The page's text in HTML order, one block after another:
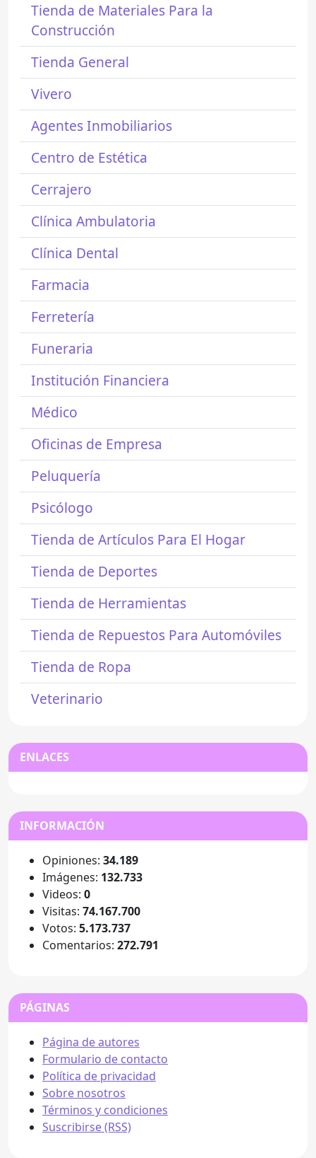
Tienda de Materiales Para la
Construcción
Tienda General
Vivero
Agentes Inmobiliarios
Centro de Estética
Cerrajero
Clínica Ambulatoria
Clínica Dental
Farmacia
Ferretería
Funeraria
Institución Financiera
Médico
Oficinas de Empresa
Peluquería
Psicólogo
Tienda de Artículos Para El Hogar
Tienda de Deportes
Tienda de Herramientas
Tienda de Repuestos Para Automóviles
Tienda de Ropa
Veterinario
ENLACES
INFORMACIÓN
Opiniones: 34.189
Imágenes: 132.733
Videos: 0
Visitas: 74.167.700
Votos: 5.173.737
Comentarios: 272.791
PÁGINAS
Página de autores
Formulario de contacto
Política de privacidad
Sobre nosotros
Términos y condiciones
Suscribirse (RSS)